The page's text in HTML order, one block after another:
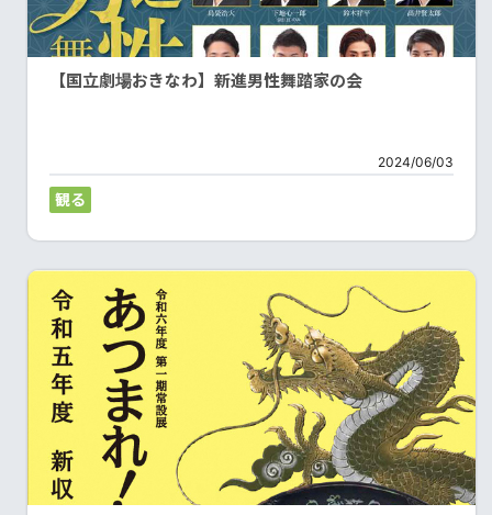
【国立劇場おきなわ】新進男性舞踏家の会
2024/06/03
観る